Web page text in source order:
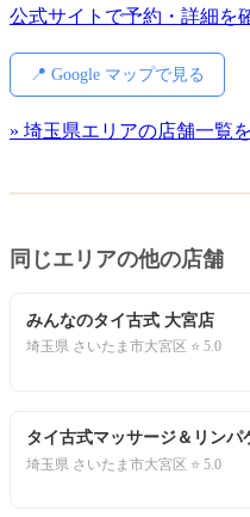
公式サイトで予約・詳細を
📍 Google マップで見る
» 埼玉県エリアの店舗一覧
同じエリアの他の店舗
みんなのタイ古式 大宮店
埼玉県 さいたま市大宮区 ⭐ 5.0
タイ古式マッサージ＆リン
埼玉県 さいたま市大宮区 ⭐ 5.0